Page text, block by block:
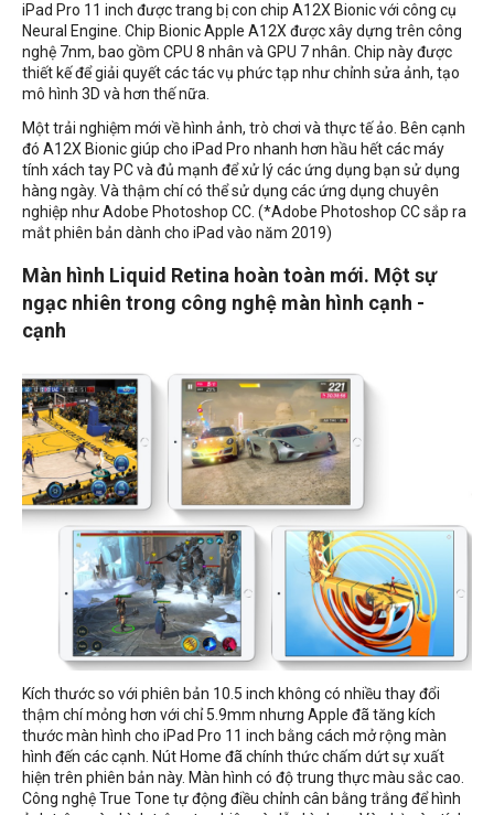
iPad Pro 11 inch được trang bị con chip A12X Bionic với công cụ
Neural Engine. Chip Bionic Apple A12X được xây dựng trên công
nghệ 7nm, bao gồm CPU 8 nhân và GPU 7 nhân. Chip này được
thiết kế để giải quyết các tác vụ phức tạp như chỉnh sửa ảnh, tạo
mô hình 3D và hơn thế nữa.
Một trải nghiệm mới về hình ảnh, trò chơi và thực tế ảo. Bên cạnh
đó A12X Bionic giúp cho iPad Pro nhanh hơn hầu hết các máy
tính xách tay PC và đủ mạnh để xử lý các ứng dụng bạn sử dụng
hàng ngày. Và thậm chí có thể sử dụng các ứng dụng chuyên
nghiệp như Adobe Photoshop CC. (*Adobe Photoshop CC sắp ra
mắt phiên bản dành cho iPad vào năm 2019)
Màn hình Liquid Retina hoàn toàn mới. Một sự
ngạc nhiên trong công nghệ màn hình cạnh -
cạnh
Kích thước so với phiên bản 10.5 inch không có nhiều thay đổi
thậm chí mỏng hơn với chỉ 5.9mm nhưng Apple đã tăng kích
thước màn hình cho iPad Pro 11 inch bằng cách mở rộng màn
hình đến các cạnh. Nút Home đã chính thức chấm dứt sự xuất
hiện trên phiên bản này. Màn hình có độ trung thực màu sắc cao.
Công nghệ True Tone tự động điều chỉnh cân bằng trắng để hình